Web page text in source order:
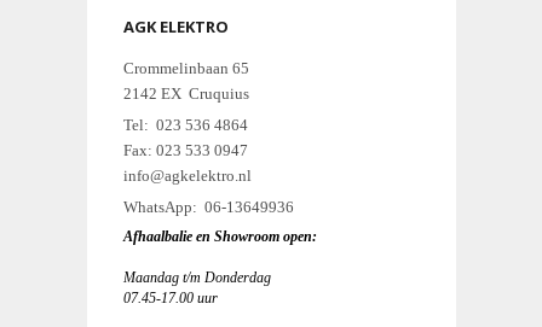
AGK ELEKTRO
Crommelinbaan 65
2142 EX Cruquius
Tel: 023 536 4864
Fax: 023 533 0947
info@agkelektro.nl
WhatsApp: 06-13649936
Afhaalbalie en Showroom open:
Maandag t/m Donderdag
07.45-17.00 uur